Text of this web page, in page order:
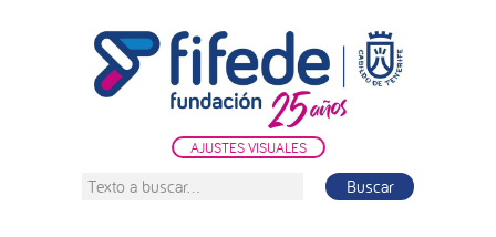
AJUSTES VISUALES
Texto